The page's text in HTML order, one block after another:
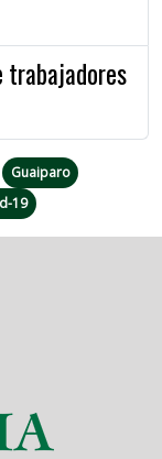
trabajadores
Guaiparo
19